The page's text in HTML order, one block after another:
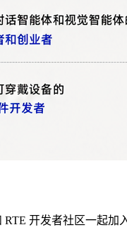
RTE 开发者社区一起加